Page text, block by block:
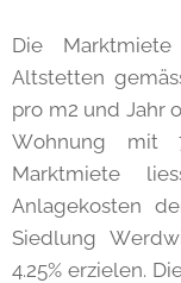
Die
Altstetten
pro m2 und Jahr
Wohnung mit
Marktmiete
Anlagekosten
Siedlung
4.25% erzielen.